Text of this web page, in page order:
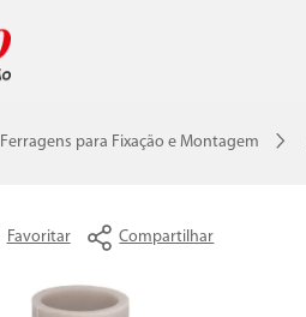
Ferragens para Fixação e Montagem
Compartilhar